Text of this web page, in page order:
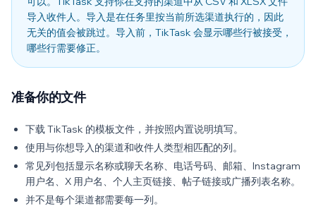
导入收件人。导入是在任务里按当前所选渠道执行的，因此
无关的值会被跳过。导入前，TikTask 会显示哪些行被接受，
哪些行需要修正。
准备你的文件
下载 TikTask 的模板文件，并按照内置说明填写。
使用与你想导入的渠道和收件人类型相匹配的列。
常见列包括显示名称或聊天名称、电话号码、邮箱、Instagram
用户名、X 用户名、个人主页链接、帖子链接或广播列表名称。
并不是每个渠道都需要每一列。